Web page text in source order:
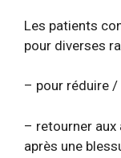
Les patients
pour diverses
– pour réduire
– retourner
après une